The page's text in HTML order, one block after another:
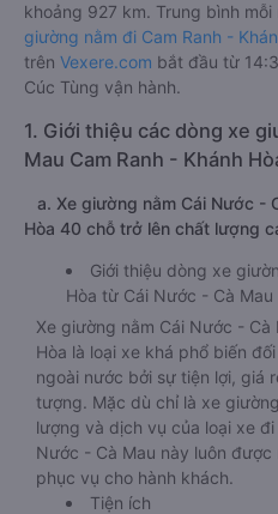
khoảng 927 km. Trung bình
giường nằm đi Cam Ranh -
trên Vexere.com bắt đầu từ
Cúc Tùng vận hành.
1. Giới thiệu các dòng xe
Mau Cam Ranh - Khánh
a. Xe giường nằm Cái Nước -
Hòa 40 chỗ trở lên chất lượng
Giới thiệu dòng xe
Hòa từ Cái Nước - Cà Mau
Xe giường nằm Cái Nước - Cà
Hòa là loại xe khá phổ biến
ngoài nước bởi sự tiện lợi, giá
tượng. Mặc dù chỉ là xe
lượng và dịch vụ của loại xe
Nước - Cà Mau này luôn
phục vụ cho hành khách.
Tiện ích